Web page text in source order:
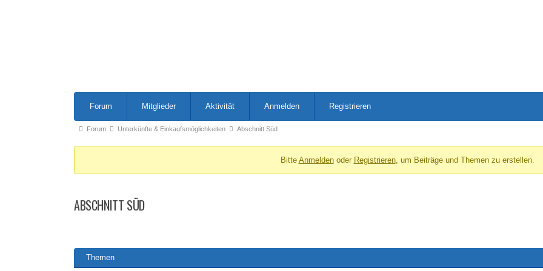
Navigation
Forum Mitglieder Aktivität Anmelden Registrieren
Forum-
Du
hier:
Forum Unterkünfte & Einkaufsmöglichkeiten Abschnitt Süd
Bitte Anmeldenoder Registrieren, um Beiträge und Themen zu erstellen.
ABSCHNITT SÜD
Themen